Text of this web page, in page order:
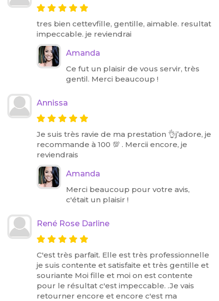
tres bien cettevfille, gentille, aimable. resultat
impeccable. je reviendrai
Amanda
Ce fut un plaisir de vous servir, très
gentil. Merci beaucoup !
Annissa
Je suis très ravie de ma prestation 👌j’adore, je
recommande à 100 💯 . Mercii encore, je
reviendrais
Amanda
Merci beaucoup pour votre avis,
c'était un plaisir !
René Rose Darline
C'est très parfait. Elle est très professionnelle
je suis contente et satisfaite et très gentille et
souriante Moi fille et moi on est contente
pour le résultat c'est impeccable. .Je vais
retourner encore et encore c'est ma